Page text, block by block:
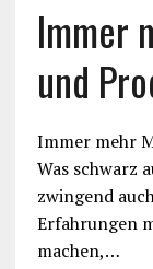
Immer
und
Immer mehr
Was schwarz
zwingend
Erfahrungen
machen,…